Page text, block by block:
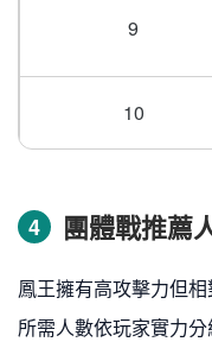
9
10
4 團體戰推薦
鳳王擁有高攻擊力但
所需人數依玩家實力分